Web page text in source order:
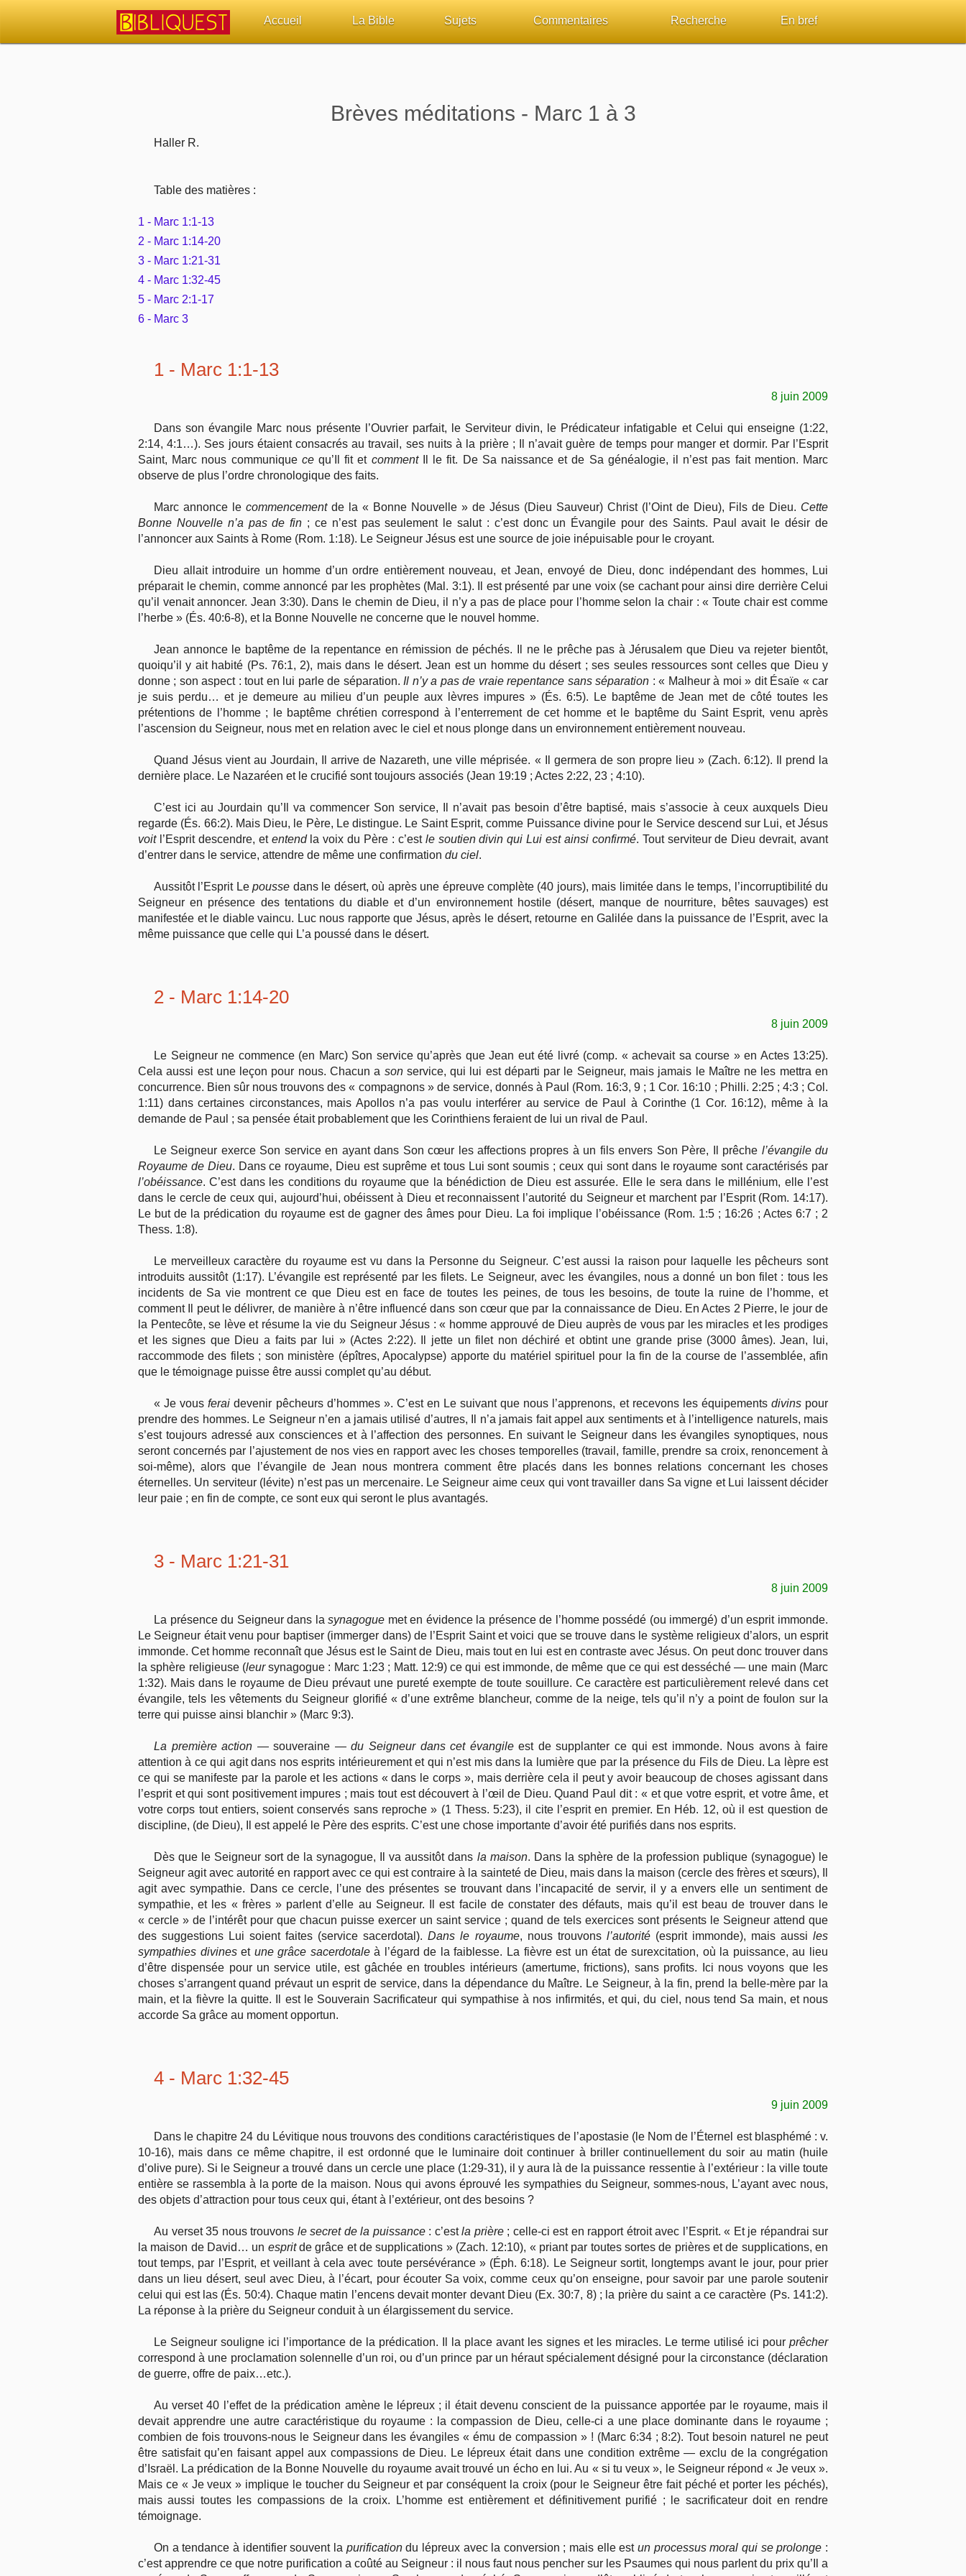
Accueil La Bible Sujets
Sujets de A à Z
Commentaires Recherche En bref
Brèves méditations - Marc 1 à 3
Haller R.
Table des matières :
1 - Marc 1:1-13
2 - Marc 1:14-20
3 - Marc 1:21-31
4 - Marc 1:32-45
5 - Marc 2:1-17
6 - Marc 3
1 - Marc 1:1-13
8 juin 2009
Dans son évangile Marc nous présente l’Ouvrier parfait, le Serviteur divin, le Prédicateur infatigable et Celui qui enseigne (1:22,
2:14, 4:1…). Ses jours étaient consacrés au travail, ses nuits à la prière ; Il n’avait guère de temps pour manger et dormir. Par l’Esprit
Saint, Marc nous communique cequ’Il fit et commentIl le fit. De Sa naissance et de Sa généalogie, il n’est pas fait mention. Marc
observe de plus l’ordre chronologique des faits.
Marc annonce le commencementde la « Bonne Nouvelle » de Jésus (Dieu Sauveur) Christ (l’Oint de Dieu), Fils de Dieu. Cette
Bonne Nouvelle n’a pas de fin ; ce n’est pas seulement le salut : c’est donc un Évangile pour des Saints. Paul avait le désir de
l’annoncer aux Saints à Rome (Rom. 1:18). Le Seigneur Jésus est une source de joie inépuisable pour le croyant.
Dieu allait introduire un homme d’un ordre entièrement nouveau, et Jean, envoyé de Dieu, donc indépendant des hommes, Lui
préparait le chemin, comme annoncé par les prophètes (Mal. 3:1). Il est présenté par une voix (se cachant pour ainsi dire derrière Celui
qu’il venait annoncer. Jean 3:30). Dans le chemin de Dieu, il n’y a pas de place pour l’homme selon la chair : « Toute chair est comme
l’herbe » (És. 40:6-8), et la Bonne Nouvelle ne concerne que le nouvel homme.
Jean annonce le baptême de la repentance en rémission de péchés. Il ne le prêche pas à Jérusalem que Dieu va rejeter bientôt,
quoiqu’il y ait habité (Ps. 76:1, 2), mais dans le désert. Jean est un homme du désert ; ses seules ressources sont celles que Dieu y
donne ; son aspect : tout en lui parle de séparation. Il n’y a pas de vraie repentance sans séparation : « Malheur à moi » dit Ésaïe « car
je suis perdu… et je demeure au milieu d’un peuple aux lèvres impures » (És. 6:5). Le baptême de Jean met de côté toutes les
prétentions de l’homme ; le baptême chrétien correspond à l’enterrement de cet homme et le baptême du Saint Esprit, venu après
l’ascension du Seigneur, nous met en relation avec le ciel et nous plonge dans un environnement entièrement nouveau.
Quand Jésus vient au Jourdain, Il arrive de Nazareth, une ville méprisée. « Il germera de son propre lieu » (Zach. 6:12). Il prend la
dernière place. Le Nazaréen et le crucifié sont toujours associés (Jean 19:19 ; Actes 2:22, 23 ; 4:10).
C’est ici au Jourdain qu’Il va commencer Son service, Il n’avait pas besoin d’être baptisé, mais s’associe à ceux auxquels Dieu
regarde (És. 66:2). Mais Dieu, le Père, Le distingue. Le Saint Esprit, comme Puissance divine pour le Service descend sur Lui, et Jésus
voitl’Esprit descendre, et entendla voix du Père : c’est le soutien divin qui Lui est ainsi confirmé. Tout serviteur de Dieu devrait, avant
d’entrer dans le service, attendre de même une confirmation du ciel.
Aussitôt l’Esprit Lepousse dans le désert, où après une épreuve complète (40 jours), mais limitée dans le temps, l’incorruptibilité du
Seigneur en présence des tentations du diable et d’un environnement hostile (désert, manque de nourriture, bêtes sauvages) est
manifestée et le diable vaincu. Luc nous rapporte que Jésus, après le désert, retourne en Galilée dans la puissance de l’Esprit, avec la
même puissance que celle qui L’a poussé dans le désert.
2 - Marc 1:14-20
8 juin 2009
Le Seigneur ne commence (en Marc) Son service qu’après que Jean eut été livré (comp. « achevait sa course » en Actes 13:25).
Cela aussi est une leçon pour nous. Chacun a sonservice, qui lui est départi par le Seigneur, mais jamais le Maître ne les mettra en
concurrence. Bien sûr nous trouvons des « compagnons » de service, donnés à Paul (Rom. 16:3, 9 ; 1 Cor. 16:10 ; Philli. 2:25 ; 4:3 ; Col.
1:11) dans certaines circonstances, mais Apollos n’a pas voulu interférer au service de Paul à Corinthe (1 Cor. 16:12), même à la
demande de Paul ; sa pensée était probablement que les Corinthiens feraient de lui un rival de Paul.
Le Seigneur exerce Son service en ayant dans Son cœur les affections propres à un fils envers Son Père, Il prêche l’évangile du
Royaume de Dieu. Dans ce royaume, Dieu est suprême et tous Lui sont soumis ; ceux qui sont dans le royaume sont caractérisés par
l’obéissance. C’est dans les conditions du royaume que la bénédiction de Dieu est assurée. Elle le sera dans le millénium, elle l’est
dans le cercle de ceux qui, aujourd’hui, obéissent à Dieu et reconnaissent l’autorité du Seigneur et marchent par l’Esprit (Rom. 14:17).
Le but de la prédication du royaume est de gagner des âmes pour Dieu. La foi implique l’obéissance (Rom. 1:5 ; 16:26 ; Actes 6:7 ; 2
Thess. 1:8).
Le merveilleux caractère du royaume est vu dans la Personne du Seigneur. C’est aussi la raison pour laquelle les pêcheurs sont
introduits aussitôt (1:17). L’évangile est représenté par les filets. Le Seigneur, avec les évangiles, nous a donné un bon filet : tous les
incidents de Sa vie montrent ce que Dieu est en face de toutes les peines, de tous les besoins, de toute la ruine de l’homme, et
comment Il peut le délivrer, de manière à n’être influencé dans son cœur que par la connaissance de Dieu. En Actes 2 Pierre, le jour de
la Pentecôte, se lève et résume la vie du Seigneur Jésus : « homme approuvé de Dieu auprès de vous par les miracles et les prodiges
et les signes que Dieu a faits par lui » (Actes 2:22). Il jette un filet non déchiré et obtint une grande prise (3000 âmes). Jean, lui,
raccommode des filets ; son ministère (épîtres, Apocalypse) apporte du matériel spirituel pour la fin de la course de l’assemblée, afin
que le témoignage puisse être aussi complet qu’au début.
« Je vousferai devenir pêcheurs d’hommes ». C’est en Le suivant que nous l’apprenons, et recevons les équipements divinspour
prendre des hommes. Le Seigneur n’en a jamais utilisé d’autres, Il n’a jamais fait appel aux sentiments et à l’intelligence naturels, mais
s’est toujours adressé aux consciences et à l’affection des personnes. En suivant le Seigneur dans les évangiles synoptiques, nous
seront concernés par l’ajustement de nos vies en rapport avec les choses temporelles (travail, famille, prendre sa croix, renoncement à
soi-même), alors que l’évangile de Jean nous montrera comment être placés dans les bonnes relations concernant les choses
éternelles. Un serviteur (lévite) n’est pas un mercenaire. Le Seigneur aime ceux qui vont travailler dans Sa vigne et Lui laissent décider
leur paie ; en fin de compte, ce sont eux qui seront le plus avantagés.
3 - Marc 1:21-31
8 juin 2009
La présence du Seigneur dans lasynagogue met en évidence la présence de l’homme possédé (ou immergé) d’un esprit immonde.
Le Seigneur était venu pour baptiser (immerger dans) de l’Esprit Saint et voici que se trouve dans le système religieux d’alors, un esprit
immonde. Cet homme reconnaît que Jésus est le Saint de Dieu, mais tout en lui est en contraste avec Jésus. On peut donc trouver dans
la sphère religieuse (leursynagogue : Marc 1:23 ; Matt. 12:9) ce qui est immonde, de même que ce qui est desséché — une main (Marc
1:32). Mais dans le royaume de Dieu prévaut une pureté exempte de toute souillure. Ce caractère est particulièrement relevé dans cet
évangile, tels les vêtements du Seigneur glorifié « d’une extrême blancheur, comme de la neige, tels qu’il n’y a point de foulon sur la
terre qui puisse ainsi blanchir » (Marc 9:3).
La première action — souveraine —du Seigneur dans cet évangileest de supplanter ce qui est immonde. Nous avons à faire
attention à ce qui agit dans nos esprits intérieurement et qui n’est mis dans la lumière que par la présence du Fils de Dieu. La lèpre est
ce qui se manifeste par la parole et les actions « dans le corps », mais derrière cela il peut y avoir beaucoup de choses agissant dans
l’esprit et qui sont positivement impures ; mais tout est découvert à l’œil de Dieu. Quand Paul dit : « et que votre esprit, et votre âme, et
votre corps tout entiers, soient conservés sans reproche » (1 Thess. 5:23), il cite l’esprit en premier. En Héb. 12, où il est question de
discipline, (de Dieu), Il est appelé le Père des esprits. C’est une chose importante d’avoir été purifiés dans nos esprits.
Dès que le Seigneur sort de la synagogue, Il va aussitôt dans la maison. Dans la sphère de la profession publique (synagogue) le
Seigneur agit avec autorité en rapport avec ce qui est contraire à la sainteté de Dieu, mais dans la maison (cercle des frères et sœurs), Il
agit avec sympathie. Dans ce cercle, l’une des présentes se trouvant dans l’incapacité de servir, il y a envers elle un sentiment de
sympathie, et les « frères » parlent d’elle au Seigneur. Il est facile de constater des défauts, mais qu’il est beau de trouver dans le
« cercle » de l’intérêt pour que chacun puisse exercer un saint service ; quand de tels exercices sont présents le Seigneur attend que
des suggestions Lui soient faites (service sacerdotal).Dans le royaume, nous trouvons l’autorité(esprit immonde), mais aussiles
sympathies divineset une grâce sacerdotaleà l’égard de la faiblesse. La fièvre est un état de surexcitation, où la puissance, au lieu
d’être dispensée pour un service utile, est gâchée en troubles intérieurs (amertume, frictions), sans profits. Ici nous voyons que les
choses s’arrangent quand prévaut un esprit de service, dans la dépendance du Maître. Le Seigneur, à la fin, prend la belle-mère par la
main, et la fièvre la quitte. Il est le Souverain Sacrificateur qui sympathise à nos infirmités, et qui, du ciel, nous tend Sa main, et nous
accorde Sa grâce au moment opportun.
4 - Marc 1:32-45
9 juin 2009
Dans le chapitre 24 du Lévitique nous trouvons des conditions caractéristiques de l’apostasie (le Nom de l’Éternel est blasphémé : v.
10-16), mais dans ce même chapitre, il est ordonné que le luminaire doit continuer à briller continuellement du soir au matin (huile
d’olive pure). Si le Seigneur a trouvé dans un cercle une place (1:29-31), il y aura là de la puissance ressentie à l’extérieur : la ville toute
entière se rassembla à la porte de la maison. Nous qui avons éprouvé les sympathies du Seigneur, sommes-nous, L’ayant avec nous,
des objets d’attraction pour tous ceux qui, étant à l’extérieur, ont des besoins ?
Au verset 35 nous trouvons le secret de la puissance: c’estla prière; celle-ci est en rapport étroit avec l’Esprit. « Et je répandrai sur
la maison de David… un espritde grâce et de supplications » (Zach. 12:10), « priant par toutes sortes de prières et de supplications, en
tout temps, par l’Esprit, et veillant à cela avec toute persévérance » (Éph. 6:18). Le Seigneur sortit, longtemps avant le jour, pour prier
dans un lieu désert, seul avec Dieu, à l’écart, pour écouter Sa voix, comme ceux qu’on enseigne, pour savoir par une parole soutenir
celui qui est las (És. 50:4). Chaque matin l’encens devait monter devant Dieu (Ex. 30:7, 8) ; la prière du saint a ce caractère (Ps. 141:2).
La réponse à la prière du Seigneur conduit à un élargissement du service.
Le Seigneur souligne ici l’importance de la prédication. Il la place avant les signes et les miracles. Le terme utilisé ici pour prêcher
correspond à une proclamation solennelle d’un roi, ou d’un prince par un héraut spécialement désigné pour la circonstance (déclaration
de guerre, offre de paix…etc.).
Au verset 40 l’effet de la prédication amène le lépreux ; il était devenu conscient de la puissance apportée par le royaume, mais il
devait apprendre une autre caractéristique du royaume : la compassion de Dieu, celle-ci a une place dominante dans le royaume ;
combien de fois trouvons-nous le Seigneur dans les évangiles « ému de compassion » ! (Marc 6:34 ; 8:2). Tout besoin naturel ne peut
être satisfait qu’en faisant appel aux compassions de Dieu. Le lépreux était dans une condition extrême — exclu de la congrégation
d’Israël. La prédication de la Bonne Nouvelle du royaume avait trouvé un écho en lui. Au « si tu veux », le Seigneur répond « Je veux ».
Mais ce « Je veux » implique le toucher du Seigneur et par conséquent la croix (pour le Seigneur être fait péché et porter les péchés),
mais aussi toutes les compassions de la croix. L’homme est entièrement et définitivement purifié ; le sacrificateur doit en rendre
témoignage.
On a tendance à identifier souvent la purificationdu lépreux avec la conversion ; mais elle estun processus moral qui se prolonge :
c’est apprendre ce que notre purification a coûté au Seigneur : il nous faut nous pencher sur les Psaumes qui nous parlent du prix qu’Il a